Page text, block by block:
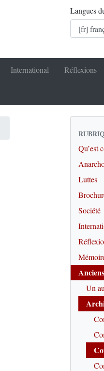
Langues
International Réflexions
Qu’est
Luttes
Société
Un